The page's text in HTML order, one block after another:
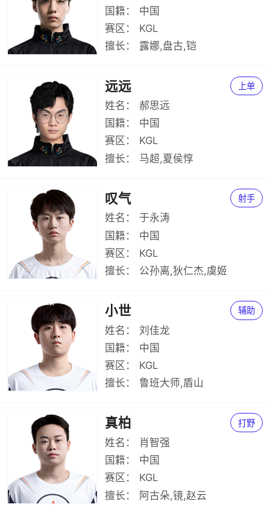
国籍：
中国
赛区：
KGL
擅长：
露娜,盘古,铠
远远 上单
姓名：
郝思远
国籍：
中国
赛区：
KGL
擅长：
马超,夏侯惇
叹气 射手
姓名：
于永涛
国籍：
中国
赛区：
KGL
擅长：
公孙离,狄仁杰,虞姬
小世 辅助
姓名：
刘佳龙
国籍：
中国
赛区：
KGL
擅长：
鲁班大师,盾山
真柏 打野
姓名：
肖智强
国籍：
中国
赛区：
KGL
擅长：
阿古朵,镜,赵云